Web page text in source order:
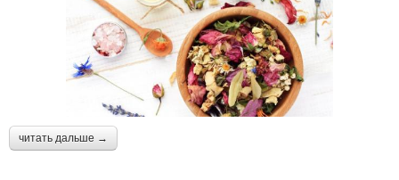
читать дальше →